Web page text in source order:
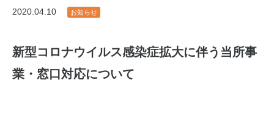
2020.04.10 お知らせ
新型コロナウイルス感染症拡大に伴う当所事
業・窓口対応について